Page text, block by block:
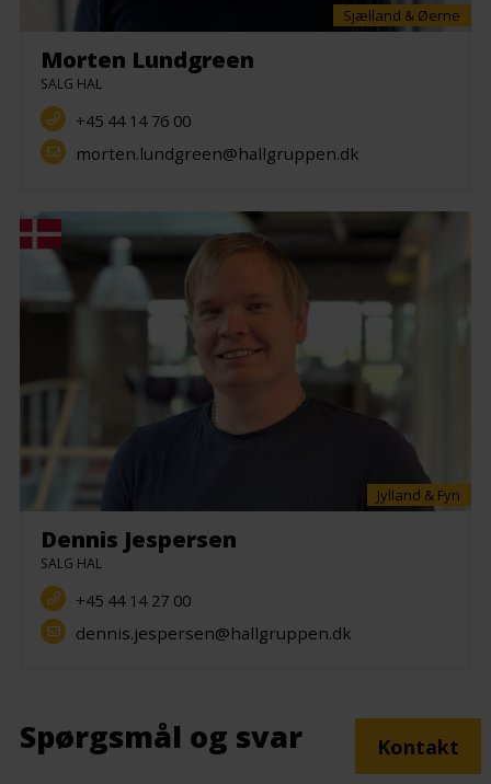
Sjælland & Øerne
Morten Lundgreen
SALG HAL
+45 44 14 76 00
morten.lundgreen@hallgruppen.dk
Jylland & Fyn
Dennis Jespersen
SALG HAL
+45 44 14 27 00
dennis.jespersen@hallgruppen.dk
Spørgsmål og svar Kontakt